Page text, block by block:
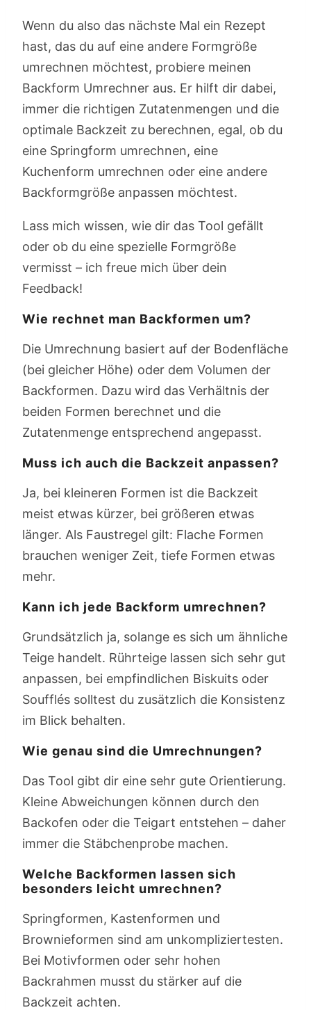
Wenn du also das nächste Mal ein Rezept
hast, das du auf eine andere Formgröße
umrechnen möchtest, probiere meinen
Backform Umrechner aus. Er hilft dir dabei,
immer die richtigen Zutatenmengen und die
optimale Backzeit zu berechnen, egal, ob du
eine Springform umrechnen, eine
Kuchenform umrechnen oder eine andere
Backformgröße anpassen möchtest.
Lass mich wissen, wie dir das Tool gefällt
oder ob du eine spezielle Formgröße
vermisst – ich freue mich über dein
Feedback!
Wie rechnet man Backformen um?
Die Umrechnung basiert auf der Bodenfläche
(bei gleicher Höhe) oder dem Volumen der
Backformen. Dazu wird das Verhältnis der
beiden Formen berechnet und die
Zutatenmenge entsprechend angepasst.
Muss ich auch die Backzeit anpassen?
Ja, bei kleineren Formen ist die Backzeit
meist etwas kürzer, bei größeren etwas
länger. Als Faustregel gilt: Flache Formen
brauchen weniger Zeit, tiefe Formen etwas
mehr.
Kann ich jede Backform umrechnen?
Grundsätzlich ja, solange es sich um ähnliche
Teige handelt. Rührteige lassen sich sehr gut
anpassen, bei empfindlichen Biskuits oder
Soufflés solltest du zusätzlich die Konsistenz
im Blick behalten.
Wie genau sind die Umrechnungen?
Das Tool gibt dir eine sehr gute Orientierung.
Kleine Abweichungen können durch den
Backofen oder die Teigart entstehen – daher
immer die Stäbchenprobe machen.
Welche Backformen lassen sich
besonders leicht umrechnen?
Springformen, Kastenformen und
Brownieformen sind am unkompliziertesten.
Bei Motivformen oder sehr hohen
Backrahmen musst du stärker auf die
Backzeit achten.